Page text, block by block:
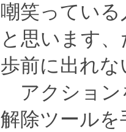
嘲笑ってい
と思います
歩前に出れな
アクション
解除ツール